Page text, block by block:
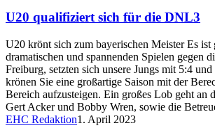
U20 qualifiziert sich für die DNL3
U20 krönt sich zum bayerischen Meister Es ist
dramatischen und spannenden Spielen gegen
Freiburg, setzten sich unsere Jungs mit 5:4
krönen Sie eine großartige Saison mit der
Bereich aufzusteigen. Ein großes Lob geht an
Gert Acker und Bobby Wren, sowie die
EHC Redaktion1. April 2023